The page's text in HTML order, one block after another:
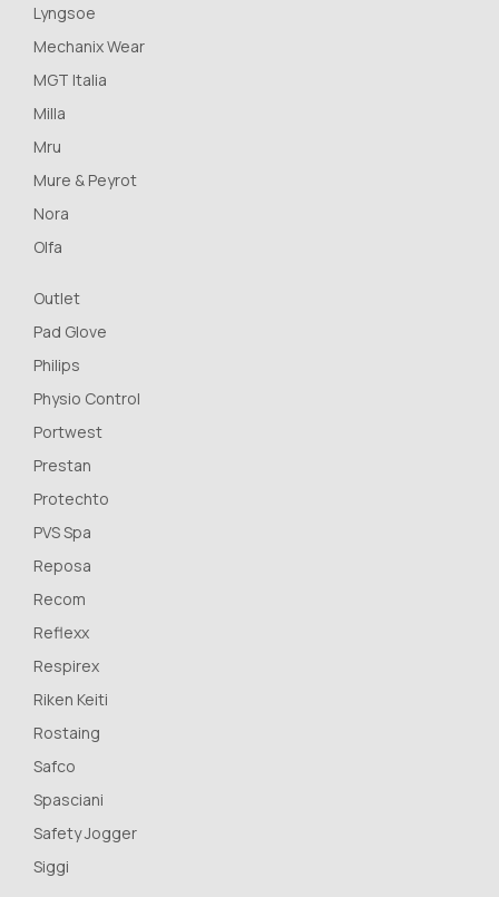
Lyngsoe
Mechanix Wear
MGT Italia
Milla
Mru
Mure & Peyrot
Nora
Olfa
Outlet
Pad Glove
Philips
Physio Control
Portwest
Prestan
Protechto
PVS Spa
Reposa
Recom
Reflexx
Respirex
Riken Keiti
Rostaing
Safco
Spasciani
Safety Jogger
Siggi